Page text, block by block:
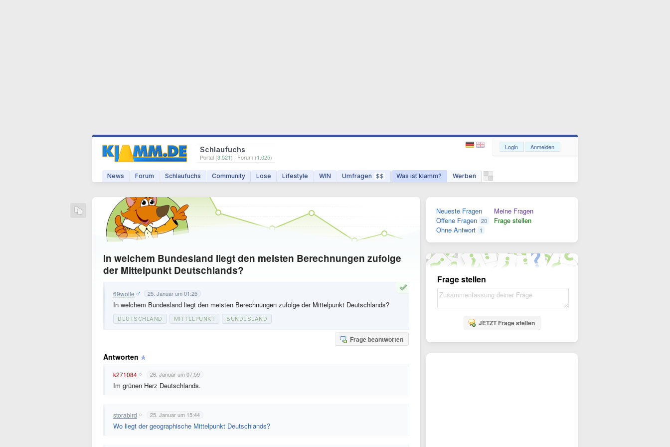
Schlaufuchs
Portal (3.521) · Forum (1.025)
News Forum Schlaufuchs Community Lose Lifestyle WIN Umfragen $$ Was ist klamm? Werben
Login Anmelden
In welchem Bundesland liegt den meisten Berechnungen zufolge
der Mittelpunkt Deutschlands?
69wolle 25. Januar um 01:25
In welchem Bundesland liegt den meisten Berechnungen zufolge der Mittelpunkt Deutschlands?
DEUTSCHLAND MITTELPUNKT BUNDESLAND
Frage beantworten
Antworten
k271084 26. Januar um 07:59
Im grünen Herz Deutschlands.
storabird 25. Januar um 15:44
Wo liegt der geographische Mittelpunkt Deutschlands?
Neueste Fragen
Offene Fragen 20
Ohne Antwort 1
Meine Fragen
Frage stellen
Frage stellen
JETZT Frage stellen